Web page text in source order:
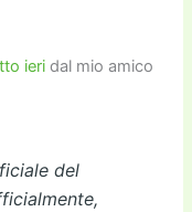
ieridal mio amico
del